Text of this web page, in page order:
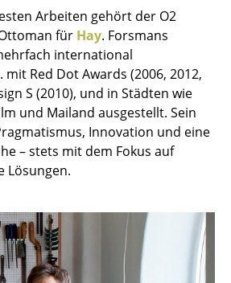
Arbeiten gehört der O2
für Hay. Forsmans
international
mit Red Dot Awards (2006, 2012,
S (2010), und in Städten wie
und Mailand ausgestellt. Sein
Innovation und eine
– stets mit dem Fokus auf
Lösungen.